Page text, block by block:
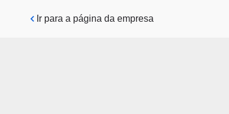
Pular para o conteúdo principal
Ir para a página da empresa